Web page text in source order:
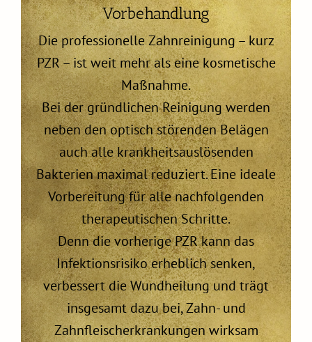
Vorbehandlung
Die professionelle Zahnreinigung – kurz
PZR – ist weit mehr als eine kosmetische
Maßnahme.
Bei der gründlichen Reinigung werden
neben den optisch störenden Belägen
auch alle krankheitsauslösenden
Bakterien maximal reduziert. Eine ideale
Vorbereitung für alle nachfolgenden
therapeutischen Schritte.
Denn die vorherige PZR kann das
Infektionsrisiko erheblich senken,
verbessert die Wundheilung und trägt
insgesamt dazu bei, Zahn- und
Zahnfleischerkrankungen wirksam